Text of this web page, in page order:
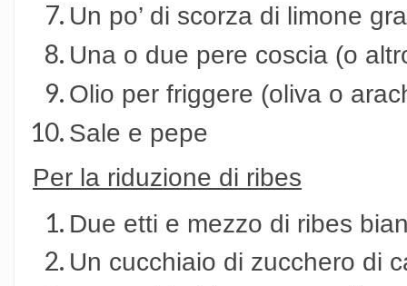
Un po’ di scorza di limone
Una o due pere coscia (o
Olio per friggere (oliva o
Sale e pepe
Per la riduzione di ribes
Due etti e mezzo di ribes
Un cucchiaio di zucchero di